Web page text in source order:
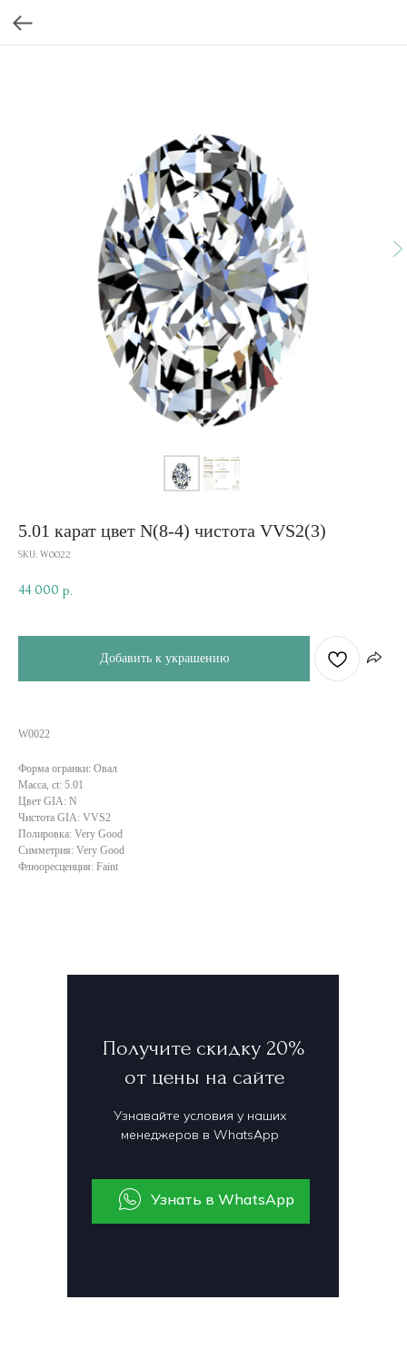
5.01 карат цвет N(8-4) чистота VVS2(3)
SKU: W0022
44 000 р.
Добавить к украшению
W0022
Форма огранки: Овал
Масса, ct: 5.01
Цвет GIA: N
Чистота GIA: VVS2
Полировка: Very Good
Симметрия: Very Good
Флюоресценция: Faint
Получите скидку 20%
от цены на сайте
Узнавайте условия у наших
менеджеров в WhatsApp
Узнать в WhatsApp